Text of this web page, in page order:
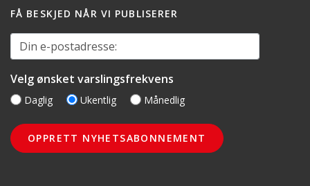
FÅ BESKJED NÅR VI PUBLISERER
Din e-postadresse:
Velg ønsket varslingsfrekvens
Daglig Ukentlig Månedlig